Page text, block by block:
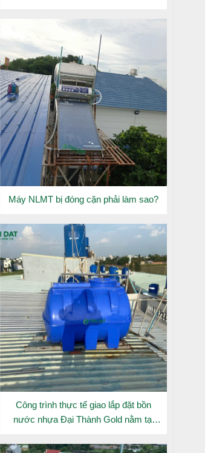
Máy NLMT bị đóng cặn phải làm sao?
Công trình thực tế giao lắp đặt bồn
nước nhựa Đại Thành Gold nằm tại